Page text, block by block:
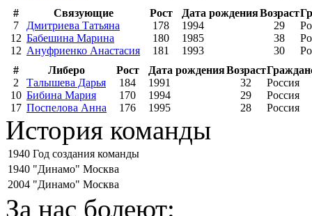
#
Связующие Рост Дата рожденияВозраст
7
Дмитриева Татьяна 178 1994 29
12 Бабешина Марина 180 1985 38
12 Ануфриенко Анастасия 181 1993 30
#
Либеро Рост Дата рожденияВозраст
2
Талышева Дарья 184 1991 32
Россия
10 Бибина Мария 170 1994 29
Россия
17 Поспелова Анна 176 1995 28 Россия
История команды
1940 Год создания команды
1940 "Динамо" Москва
2004 "Динамо" Москва
За нас болеют: